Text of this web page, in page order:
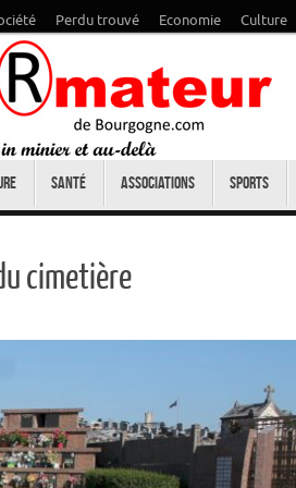
Perdu trouvé Economie Culture
Santé Associations Sports
cimetière